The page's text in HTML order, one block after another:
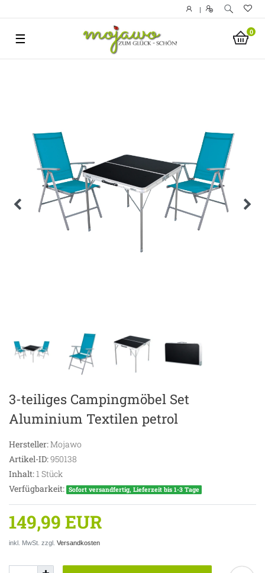
|
0
☰
3-teiliges Campingmöbel Set
Aluminium Textilen petrol
Hersteller:Mojawo
Artikel-ID:950138
Inhalt:1 Stück
Verfügbarkeit: Sofort versandfertig, Lieferzeit bis 1-3 Tage
149,99 EUR
inkl. MwSt. zzgl. Versandkosten